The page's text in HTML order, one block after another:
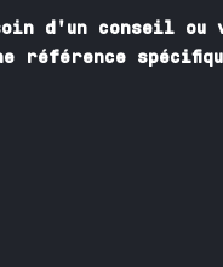
d'un conseil ou
référence